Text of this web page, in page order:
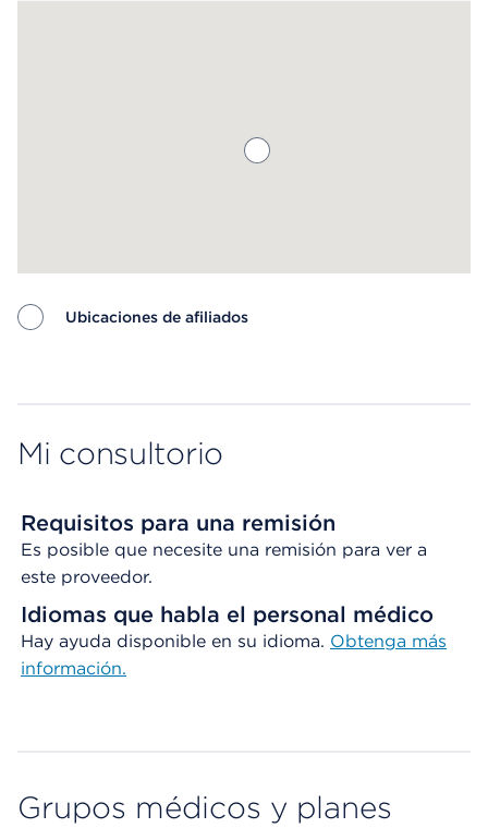
Ubicaciones de afiliados
Mi consultorio
Requisitos para una remisión
Es posible que necesite una remisión para ver a
este proveedor.
Idiomas que habla el personal médico
Hay ayuda disponible en su idioma. Obtenga más
información.
Grupos médicos y planes